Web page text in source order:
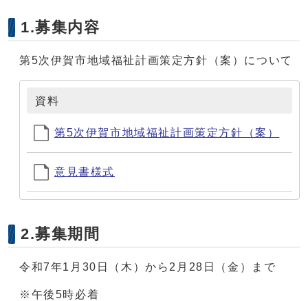
1.募集内容
第5次伊賀市地域福祉計画策定方針（案）について
資料
第5次伊賀市地域福祉計画策定方針（案）
意見書様式
2.募集期間
令和7年1月30日（木）から2月28日（金）まで
※午後5時必着